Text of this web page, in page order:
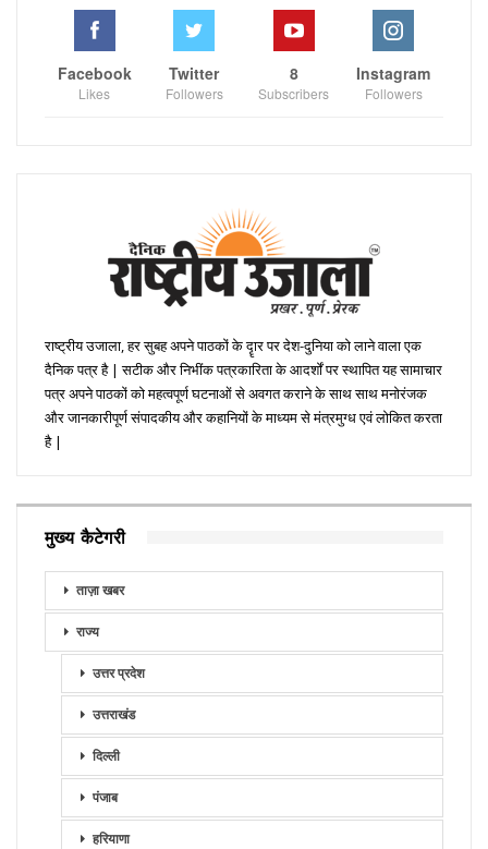
Facebook
Likes
Twitter
Followers
8
Subscribers
Instagram
Followers
राष्ट्रीय उजाला, हर सुबह अपने पाठकों के दॄार पर देश-दुनिया को लाने वाला एक
दैनिक पत्र है | सटीक और निभींक पत्रकारिता के आदर्शों पर स्थापित यह सामाचार
पत्र अपने पाठकों को महत्वपूर्ण घटनाओं से अवगत कराने के साथ साथ मनोरंजक
और जानकारीपूर्ण संपादकीय और कहानियों के माध्यम से मंत्रमुग्ध एवं लोकित करता
है |
मुख्य कैटेगरी
ताज़ा खबर
राज्य
उत्तर प्रदेश
उत्तराखंड
दिल्ली
पंजाब
हरियाणा